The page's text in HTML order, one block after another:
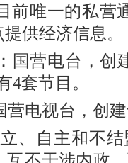
前唯一的私营
供经济信息。
国营电台，创
4套节目。
营电视台，创
、自主和不